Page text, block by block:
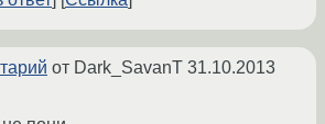
от Dark_SavanT 31.10.2013